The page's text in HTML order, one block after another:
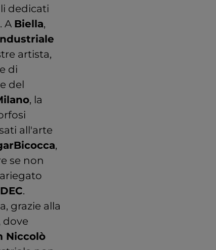
dedicati
A Biella,
artista,
di
del
, la
all'arte
,
se non
.
grazie alla
dove
Niccolò